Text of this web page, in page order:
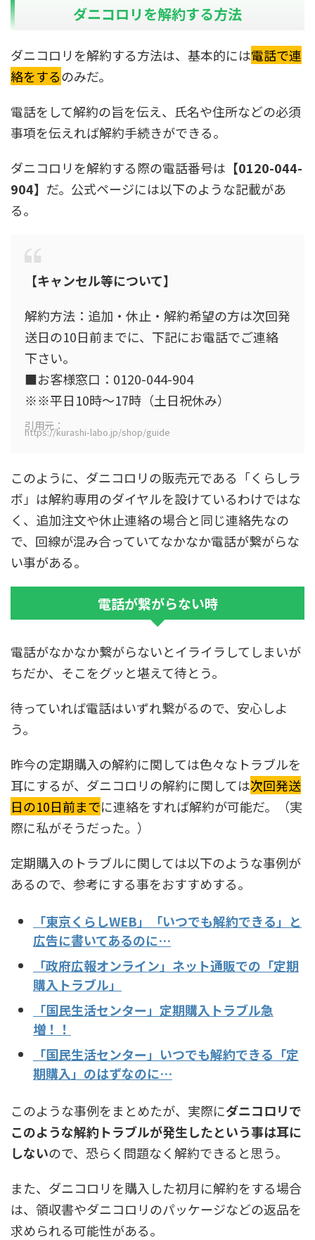
ダニコロリを解約する方法
ダニコロリを解約する方法は、基本的には電話で連
絡をするのみだ。
電話をして解約の旨を伝え、氏名や住所などの必須
事項を伝えれば解約手続きができる。
ダニコロリを解約する際の電話番号は 【0120-044-
904】 だ。公式ページには以下のような記載があ
る。
【キャンセル等について】
解約方法：追加・休止・解約希望の方は次回発
送日の10日前までに、下記にお電話でご連絡
下さい。
■お客様窓口：0120-044-904
※※平日10時～17時（土日祝休み）
引用元：
https://kurashi-labo.jp/shop/guide
このように、ダニコロリの販売元である「くらしラ
ボ」は解約専用のダイヤルを設けているわけではな
く、追加注文や休止連絡の場合と同じ連絡先なの
で、回線が混み合っていてなかなか電話が繋がらな
い事がある。
電話が繋がらない時
電話がなかなか繋がらないとイライラしてしまいが
ちだか、そこをグッと堪えて待とう。
待っていれば電話はいずれ繋がるので、安心しよ
う。
昨今の定期購入の解約に関しては色々なトラブルを
耳にするが、ダニコロリの解約に関しては次回発送
日の10日前までに連絡をすれば解約が可能だ。（実
際に私がそうだった。）
定期購入のトラブルに関しては以下のような事例が
あるので、参考にする事をおすすめする。
「東京くらしWEB」「いつでも解約できる」と
広告に書いてあるのに…
「政府広報オンライン」ネット通販での「定期
購入トラブル」
「国民生活センター」定期購入トラブル急
増！！
「国民生活センター」いつでも解約できる「定
期購入」のはずなのに…
このような事例をまとめたが、実際にダニコロリで
このような解約トラブルが発生したという事は耳に
しないので、恐らく問題なく解約できると思う。
また、ダニコロリを購入した初月に解約をする場合
は、領収書やダニコロリのパッケージなどの返品を
求められる可能性がある。